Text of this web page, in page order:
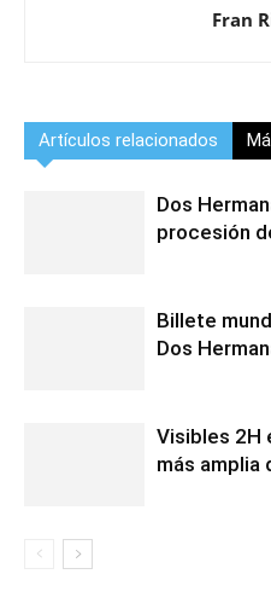
Fran
Artículos relacionados
Dos
procesión
Billete
Dos
Visibles 2H
más amplia